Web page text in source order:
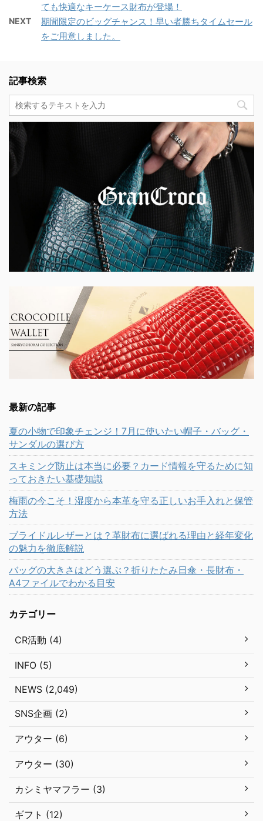
ても快適なキーケース財布が登場！
NEXT
期間限定のビッグチャンス！早い者勝ちタイムセール
をご用意しました。
記事検索
最新の記事
夏の小物で印象チェンジ！7月に使いたい帽子・バッグ・
サンダルの選び方
スキミング防止は本当に必要？カード情報を守るために知
っておきたい基礎知識
梅雨の今こそ！湿度から本革を守る正しいお手入れと保管
方法
ブライドルレザーとは？革財布に選ばれる理由と経年変化
の魅力を徹底解説
バッグの大きさはどう選ぶ？折りたたみ日傘・長財布・
A4ファイルでわかる目安
カテゴリー
CR活動 (4)
INFO (5)
NEWS (2,049)
SNS企画 (2)
アウター (6)
アウター (30)
カシミヤマフラー (3)
ギフト (12)